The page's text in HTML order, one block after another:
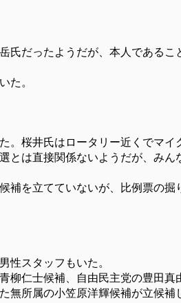
氏だったようだが、本人であるこ
た。
。桜井氏はロータリー近くでマ
は直接関係ないようだが、みん
を立てていないが、比例票の掘
性スタッフもいた。
柳仁士候補、自由民主党の豊田真
無所属の小笠原洋輝候補が立候補